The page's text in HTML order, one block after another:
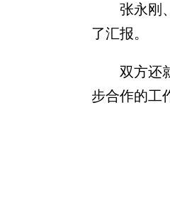
张永刚
了汇报。
双方还
步合作的工